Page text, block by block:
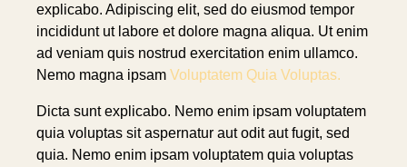
explicabo. Adipiscing elit, sed do eiusmod tempor
incididunt ut labore et dolore magna aliqua. Ut enim
ad veniam quis nostrud exercitation enim ullamco.
Nemo magna ipsam Voluptatem Quia Voluptas.
Dicta sunt explicabo. Nemo enim ipsam voluptatem
quia voluptas sit aspernatur aut odit aut fugit, sed
quia. Nemo enim ipsam voluptatem quia voluptas